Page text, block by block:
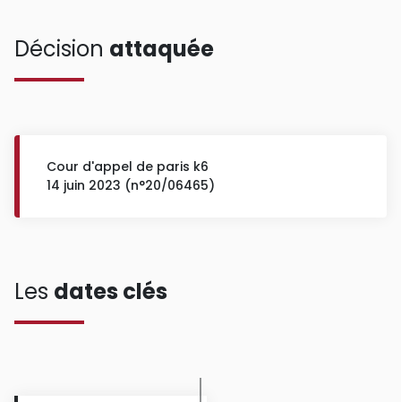
Décision attaquée
Cour d'appel de paris k6
14 juin 2023 (n°20/06465)
Les dates clés